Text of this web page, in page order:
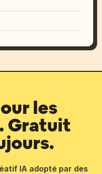
les
Gratuit
IA adopté par des